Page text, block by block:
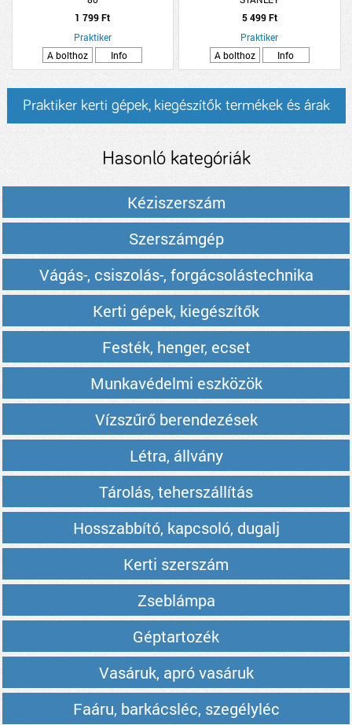
1 799 Ft
Praktiker
A bolthoz
Info
5 499 Ft
Praktiker
A bolthoz
Info
Praktiker kerti gépek, kiegészítők termékek és árak
Hasonló kategóriák
Kéziszerszám
Szerszámgép
Vágás-, csiszolás-, forgácsolástechnika
Kerti gépek, kiegészítők
Festék, henger, ecset
Munkavédelmi eszközök
Vízszűrő berendezések
Létra, állvány
Tárolás, teherszállítás
Hosszabbító, kapcsoló, dugalj
Kerti szerszám
Zseblámpa
Géptartozék
Vasáruk, apró vasáruk
Faáru, barkácsléc, szegélyléc